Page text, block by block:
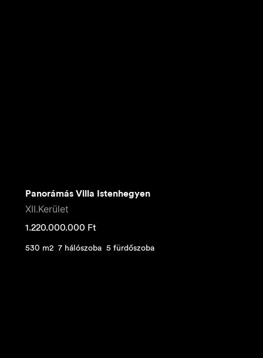
Panorámás Villa Istenhegyen
XII.Kerület
1.220.000.000 Ft
530 m2 7 hálószoba 5 fürdőszoba